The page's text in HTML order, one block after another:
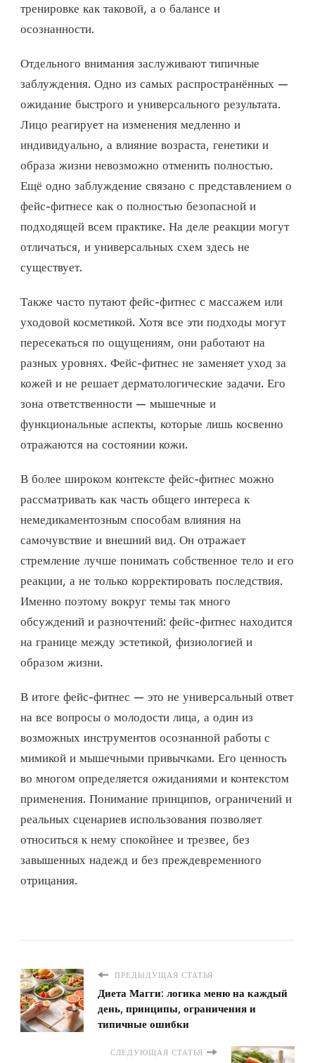
тренировке как таковой, а о балансе и
осознанности.
Отдельного внимания заслуживают типичные
заблуждения. Одно из самых распространённых —
ожидание быстрого и универсального результата.
Лицо реагирует на изменения медленно и
индивидуально, а влияние возраста, генетики и
образа жизни невозможно отменить полностью.
Ещё одно заблуждение связано с представлением о
фейс-фитнесе как о полностью безопасной и
подходящей всем практике. На деле реакции могут
отличаться, и универсальных схем здесь не
существует.
Также часто путают фейс-фитнес с массажем или
уходовой косметикой. Хотя все эти подходы могут
пересекаться по ощущениям, они работают на
разных уровнях. Фейс-фитнес не заменяет уход за
кожей и не решает дерматологические задачи. Его
зона ответственности — мышечные и
функциональные аспекты, которые лишь косвенно
отражаются на состоянии кожи.
В более широком контексте фейс-фитнес можно
рассматривать как часть общего интереса к
немедикаментозным способам влияния на
самочувствие и внешний вид. Он отражает
стремление лучше понимать собственное тело и его
реакции, а не только корректировать последствия.
Именно поэтому вокруг темы так много
обсуждений и разночтений: фейс-фитнес находится
на границе между эстетикой, физиологией и
образом жизни.
В итоге фейс-фитнес — это не универсальный ответ
на все вопросы о молодости лица, а один из
возможных инструментов осознанной работы с
мимикой и мышечными привычками. Его ценность
во многом определяется ожиданиями и контекстом
применения. Понимание принципов, ограничений и
реальных сценариев использования позволяет
относиться к нему спокойнее и трезвее, без
завышенных надежд и без преждевременного
отрицания.
ПРЕДЫДУЩАЯ СТАТЬЯ
Диета Магги: логика меню на каждый
день, принципы, ограничения и
типичные ошибки
СЛЕДУЮЩАЯ СТАТЬЯ